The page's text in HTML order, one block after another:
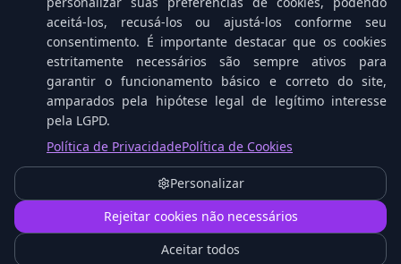
O que é Proxmox VE e Como Funciona na
1
aceitá-los, recusá-los ou ajustá-los conforme seu
consentimento. É importante destacar que os cookies
estritamente necessários são sempre ativos para
garantir o funcionamento básico e correto do site,
amparados pela hipótese legal de legítimo interesse
pela LGPD.
Política de PrivacidadePolítica de Cookies
Personalizar
Rejeitar cookies não necessários
Aceitar todos